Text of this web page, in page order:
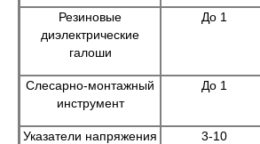
Резиновые
диэлектрические
галоши
До 1
Слесарно-монтажный
инструмент
До 1
Указатели напряжения
3-10